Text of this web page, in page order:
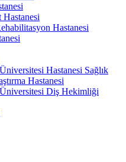
Hastanesi
Hastanesi
Hastanesi Sağlık
Hastanesi
Diş Hekimliği